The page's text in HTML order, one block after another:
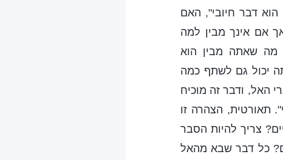
דבר חיובי", האם
אם אינך מבין למה
מה שאתה מבין הוא
יכול גם לשתף כמה
האל, ודבר זה מוכיח
תאורטית, הצהרה זו
צריך להיות הסבר
כל דבר שבא מהאל